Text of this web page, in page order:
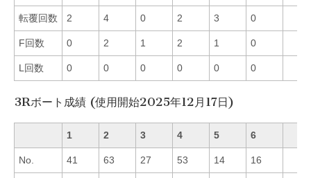
転覆回数 2 4 0 2 3 0
F回数 0 2 1 2 1 0
L回数 0 0 0 0 0 0
3Rボート成績 (使用開始2025年12月17日)
1 2 3 4 5 6
No. 41 63 27 53 14 16